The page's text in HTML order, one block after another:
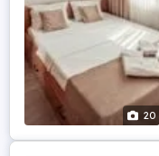
20